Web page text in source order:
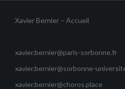
Xavier Bernier – Accueil
xavier.bernier@paris-sorbonne.fr
xavier.bernier@sorbonne-
xavier.bernier@choros.place